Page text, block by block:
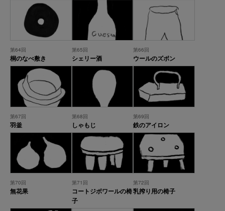
第64回
桐のなべ敷き
第65回
シェリー酒
第66回
ウールのズボン
第67回
羽釜
第68回
しゃもじ
第69回
鉄のアイロン
第70回
無花果
第71回
コートジボワールの椅
子
第72回
乳搾り用の椅子